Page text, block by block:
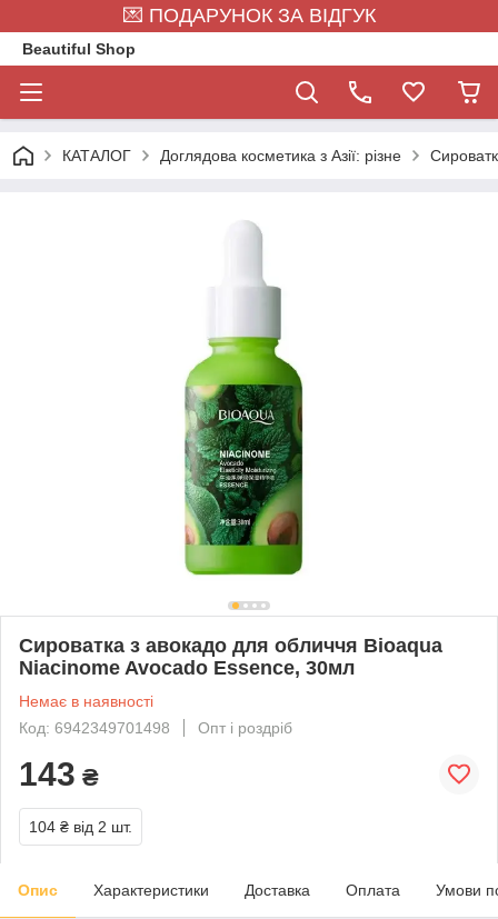
💌 ПОДАРУНОК ЗА ВІДГУК
Beautiful Shop
КАТАЛОГ Доглядова косметика з Азії: різне
Сироватка з авокадо для обличчя Bioaqua
Niacinome Avocado Essence, 30мл
Немає в наявності
Код: 6942349701498
Опт і роздріб
143 ₴
104 ₴ від 2 шт.
Опис Характеристики Доставка Оплата Умови